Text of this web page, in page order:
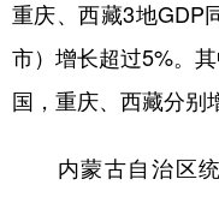
地方频道
北京 天
辽宁 吉林
重庆、西藏3地GDP
市）增长超过5%。
国，重庆、西藏分别
内蒙古自治区统